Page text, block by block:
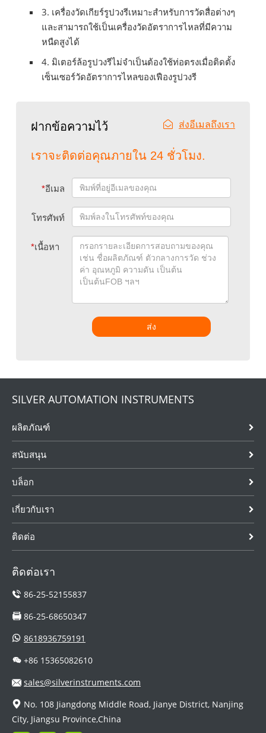
3. เครื่องวัดเกียร์รูปวงรีเหมาะสำหรับการวัดสื่อต่างๆ
และสามารถใช้เป็นเครื่องวัดอัตราการไหลที่มีความ
หนืดสูงได้
4. มิเตอร์ล้อรูปวงรีไม่จำเป็นต้องใช้ท่อตรงเมื่อติดตั้ง
เซ็นเซอร์วัดอัตราการไหลของเฟืองรูปวงรี
ฝากข้อความไว้ ส่งอีเมลถึงเรา
เราจะติดต่อคุณภายใน 24 ชั่วโมง.
*อีเมล
โทรศัพท์
*เนื้อหา
ส่ง
SILVER AUTOMATION INSTRUMENTS
ผลิตภัณฑ์
สนับสนุน
บล็อก
เกี่ยวกับเรา
ติดต่อ
ติดต่อเรา
86-25-52155837
86-25-68650347
8618936759191
+86 15365082610
sales@silverinstruments.com
No. 108 Jiangdong Middle Road, Jianye District, Nanjing
City, Jiangsu Province,China